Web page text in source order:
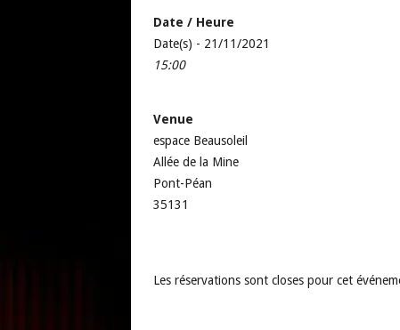
Date / Heure
Date(s) - 21/11/2021
15:00
Venue
espace Beausoleil
Allée de la Mine
Pont-Péan
35131
Les réservations sont closes pour cet